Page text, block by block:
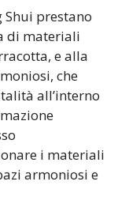
Shui prestano
di materiali
e alla
che
all’interno
i materiali
armoniosi e